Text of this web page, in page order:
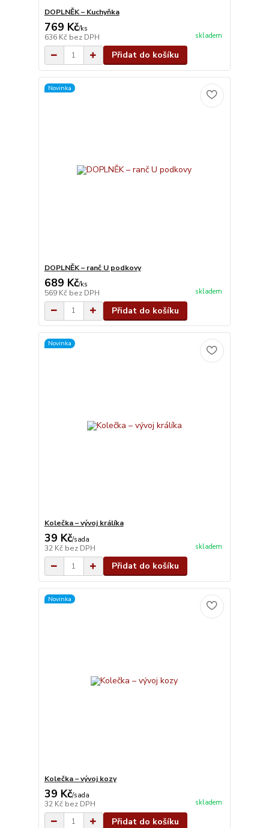
DOPLNĚK – Kuchyňka
769 Kč/ks
636 Kč bez DPH skladem
Přidat do košíku
Novinka
DOPLNĚK – ranč U podkovy
689 Kč/ks
569 Kč bez DPH skladem
Přidat do košíku
Novinka
Kolečka – vývoj králíka
39 Kč/sada
32 Kč bez DPH skladem
Přidat do košíku
Novinka
Kolečka – vývoj kozy
39 Kč/sada
32 Kč bez DPH skladem
Přidat do košíku